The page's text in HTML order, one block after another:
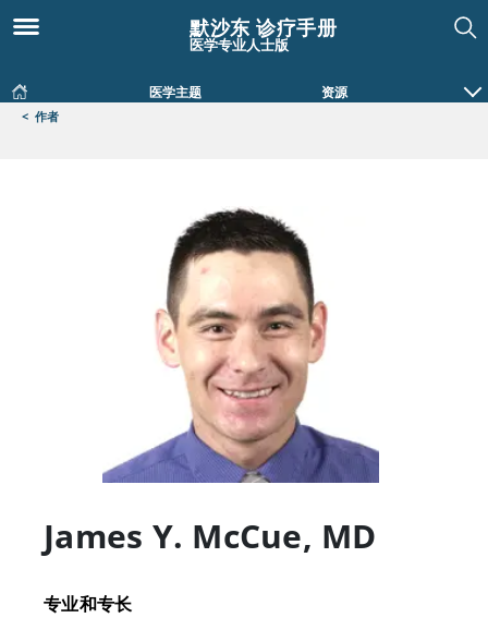
默沙东 诊疗手册
医学专业人士版
医学主题 资源
< 作者
James Y. McCue, MD
专业和专长